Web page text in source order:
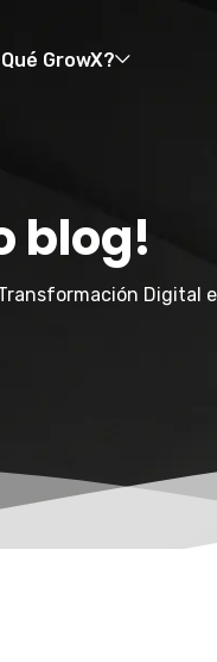
GrowX?
blog!
Digital